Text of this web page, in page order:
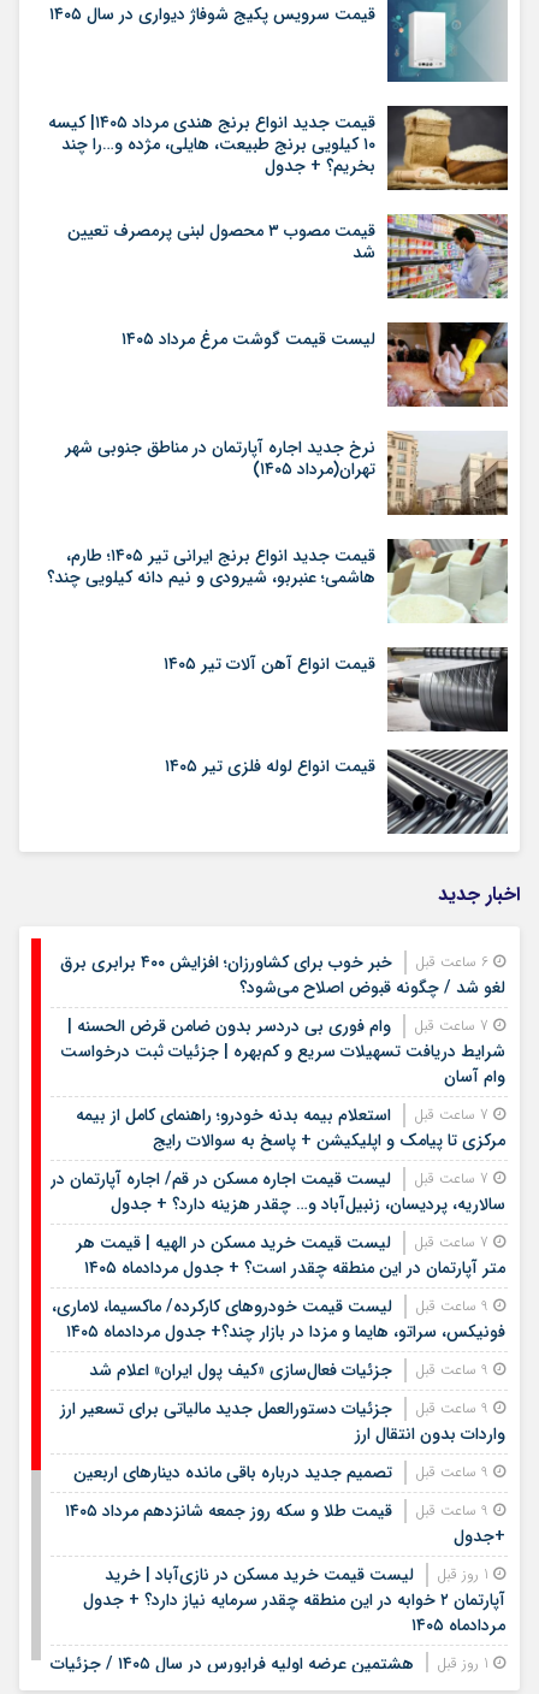
قیمت سرویس پکیج شوفاژ دیواری در سال ۱۴۰۵
قیمت جدید انواع برنج هندی مرداد ۱۴۰۵| کیسه
۱۰ کیلویی برنج طبیعت، هایلی، مژده و…را چند
بخریم؟ + جدول
قیمت مصوب ۳ محصول لبنی پرمصرف تعیین
شد
لیست قیمت گوشت مرغ مرداد ۱۴۰۵
نرخ جدید اجاره آپارتمان در مناطق جنوبی شهر
تهران(مرداد ۱۴۰۵)
قیمت جدید انواع برنج ایرانی تیر ۱۴۰۵؛ طارم،
هاشمی؛ عنبربو، شیرودی و نیم دانه کیلویی چند؟
قیمت انواع آهن آلات تیر ۱۴۰۵
قیمت انواع لوله فلزی تیر ۱۴۰۵
اخبار جدید
خبر خوب برای کشاورزان؛ افزایش ۴۰۰ برابری برق
لغو شد / چگونه قبوض اصلاح می‌شود؟
وام فوری بی دردسر بدون ضامن قرض الحسنه |
شرایط دریافت تسهیلات سریع و کم‌بهره | جزئیات ثبت درخواست
وام آسان
استعلام بیمه بدنه خودرو؛ راهنمای کامل از بیمه
مرکزی تا پیامک و اپلیکیشن + پاسخ به سوالات رایج
لیست قیمت اجاره مسکن در قم/ اجاره آپارتمان در
سالاریه، پردیسان، زنبیل‌آباد و… چقدر هزینه دارد؟ + جدول
لیست قیمت خرید مسکن در الهیه | قیمت هر
متر آپارتمان در این منطقه چقدر است؟ + جدول مردادماه ۱۴۰۵
لیست قیمت خودروهای کارکرده/ ماکسیما، لاماری،
فونیکس، سراتو، هایما و مزدا در بازار چند؟+ جدول مردادماه ۱۴۰۵
جزئیات فعال‌سازی «کیف پول ایران» اعلام شد
جزئیات دستورالعمل جدید مالیاتی برای تسعیر ارز
واردات بدون انتقال ارز
تصمیم جدید درباره باقی مانده دینارهای اربعین
قیمت طلا و سکه روز جمعه شانزدهم مرداد ۱۴۰۵
+جدول
لیست قیمت خرید مسکن در نازی‌آباد | خرید
آپارتمان ۲ خوابه در این منطقه چقدر سرمایه نیاز دارد؟ + جدول
مردادماه ۱۴۰۵
هشتمین عرضه اولیه فرابورس در سال ۱۴۰۵ / جزئیات